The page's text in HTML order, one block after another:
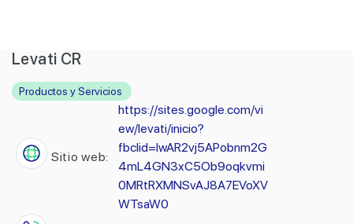
Levati CR
Productos y Servicios
Sitio web:
https://sites.google.com/vi
ew/levati/inicio?
fbclid=IwAR2vj5APobnm2G
4mL4GN3xC5Ob9oqkvmi
0MRtRXMNSvAJ8A7EVoXV
WTsaW0